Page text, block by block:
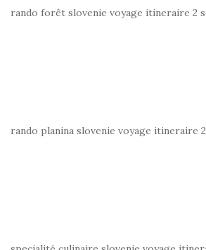
rando forêt slovenie voyage itineraire 2
rando planina slovenie voyage itineraire